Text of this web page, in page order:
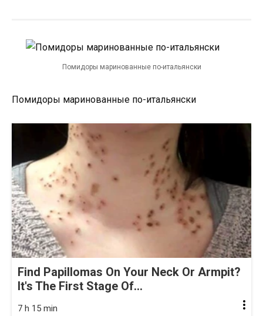
Помидоры маринованные по-итальянски
Помидоры маринованные по-итальянски
Find Papillomas On Your Neck Or Armpit?
It's The First Stage Of...
7 h 15 min